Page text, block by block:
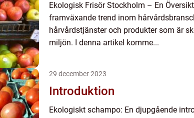
Ekologisk Frisör Stockholm – En
framväxande trend inom
hårvårdstjänster och produkter som är
miljön. I denna artikel komme...
29 december 2023
Introduktion
Ekologiskt schampo: En djupgående